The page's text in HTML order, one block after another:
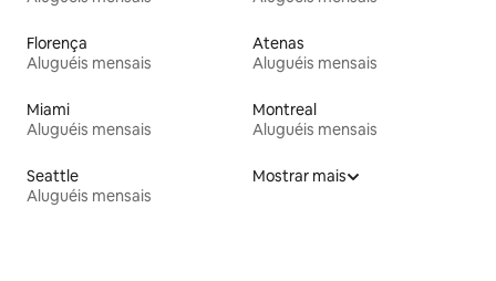
Florença
Aluguéis mensais
Atenas
Aluguéis mensais
Miami
Aluguéis mensais
Montreal
Aluguéis mensais
Seattle
Aluguéis mensais
Mostrar mais